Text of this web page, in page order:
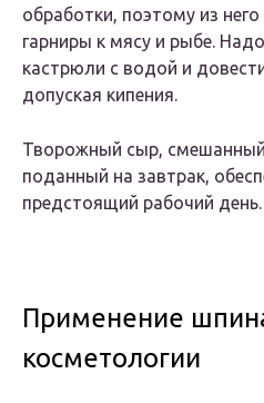
обработки, поэтому из
гарниры к мясу и рыбе.
кастрюли с водой и
допуская кипения.
Творожный сыр,
поданный на завтрак,
предстоящий рабочий день.
Применение
косметологии